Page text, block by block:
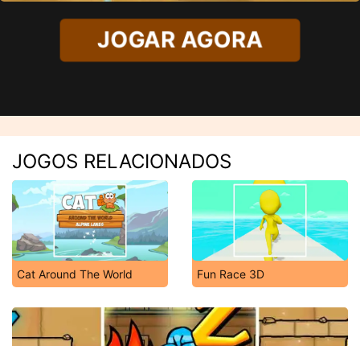
JOGAR AGORA
JOGOS RELACIONADOS
Cat Around The World Fun Race 3D